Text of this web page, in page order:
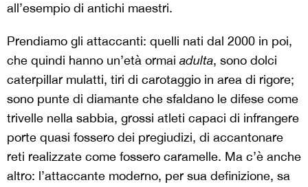
all’esempio di antichi maestri.
Prendiamo gli attaccanti: quelli nati dal 2000 in poi,
che quindi hanno un’età ormaiadulta, sono dolci
caterpillar mulatti, tiri di carotaggio in area di rigore;
sono punte di diamante che sfaldano le difese come
trivelle nella sabbia, grossi atleti capaci di infrangere
porte quasi fossero dei pregiudizi, di accantonare
reti realizzate come fossero caramelle. Ma c’è anche
altro: l’attaccante moderno, per sua definizione, sa